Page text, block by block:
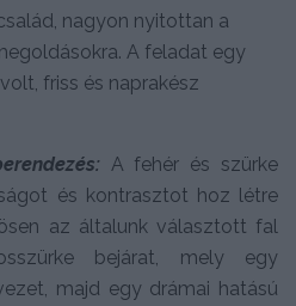
nagyon nyitottan a
A feladat egy
friss és naprakész
A fehér és szürke
és kontrasztot hoz létre
az általunk választott fal
bejárat, mely egy
majd egy drámai hatású